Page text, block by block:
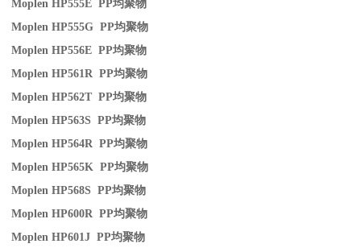
Moplen HP555E PP均聚物
Moplen HP555G PP均聚物
Moplen HP556E PP均聚物
Moplen HP561R PP均聚物
Moplen HP562T PP均聚物
Moplen HP563S PP均聚物
Moplen HP564R PP均聚物
Moplen HP565K PP均聚物
Moplen HP568S PP均聚物
Moplen HP600R PP均聚物
Moplen HP601J PP均聚物